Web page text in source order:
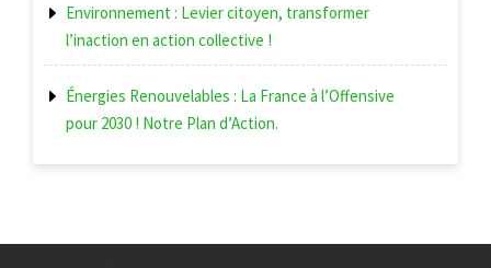
Environnement : Levier citoyen, transformer
l’inaction en action collective !
Énergies Renouvelables : La France à l’Offensive
pour 2030 ! Notre Plan d’Action.